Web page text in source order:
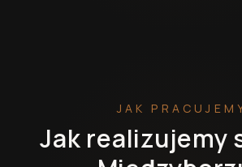
JAK
Jak realizujemy